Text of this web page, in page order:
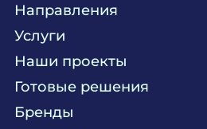
Направления
Кухня
Прачечная
Текстиль
Химия
Услуги
Поставка аксессуаров и
Сервисное обслуживание
Консалтинг
Наши проекты
Готовые решения
Бренды